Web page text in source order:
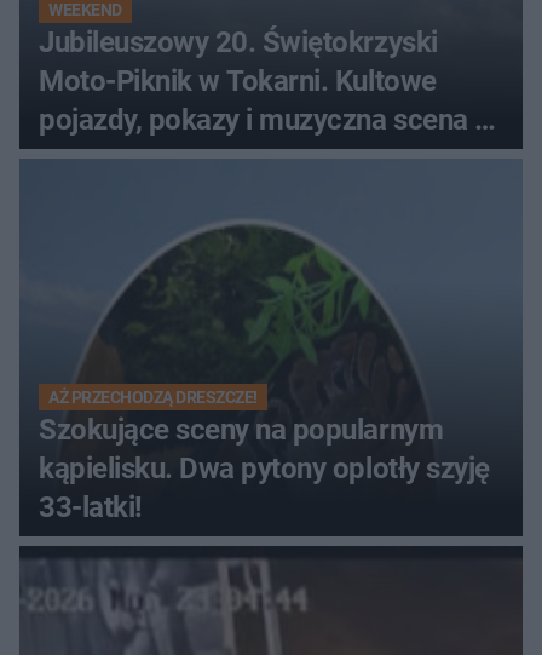
WEEKEND
Jubileuszowy 20. Świętokrzyski
Moto-Piknik w Tokarni. Kultowe
pojazdy, pokazy i muzyczna scena w
Muzeum Wsi Kieleckiej
AŻ PRZECHODZĄ DRESZCZE!
Szokujące sceny na popularnym
kąpielisku. Dwa pytony oplotły szyję
33-latki!